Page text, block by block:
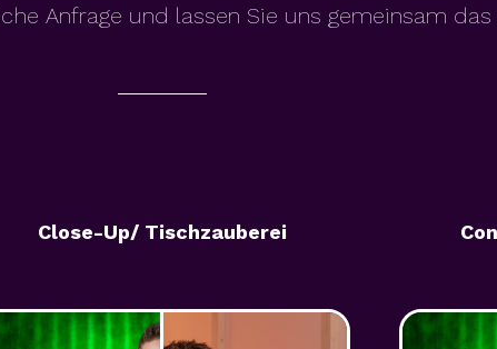
Anfrage und lassen Sie uns gemeinsam
Close-Up/ Tischzauberei